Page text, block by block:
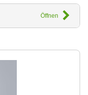
Öffnen